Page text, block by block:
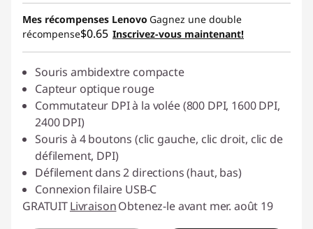
Économies instantanées :-$3.00
Mes récompenses Lenovo Gagnez une double
récompense$0.65 Inscrivez-vous maintenant!
Souris ambidextre compacte
Capteur optique rouge
Commutateur DPI à la volée (800 DPI, 1600 DPI,
2400 DPI)
Souris à 4 boutons (clic gauche, clic droit, clic de
défilement, DPI)
Défilement dans 2 directions (haut, bas)
Connexion filaire USB-C
GRATUITLivraisonObtenez-le avant mer. août 19